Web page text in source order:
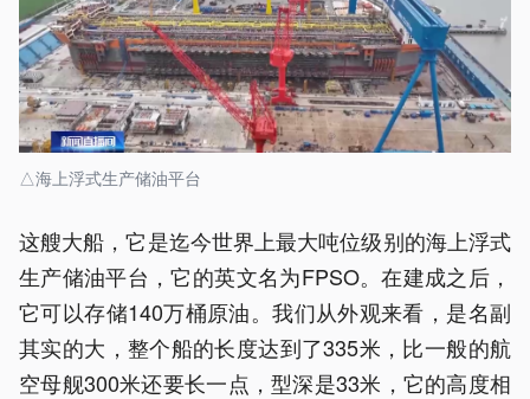
△海上浮式生产储油平台
这艘大船，它是迄今世界上最大吨位级别的海上浮式
生产储油平台，它的英文名为FPSO。在建成之后，
它可以存储140万桶原油。我们从外观来看，是名副
其实的大，整个船的长度达到了335米，比一般的航
空母舰300米还要长一点，型深是33米，它的高度相